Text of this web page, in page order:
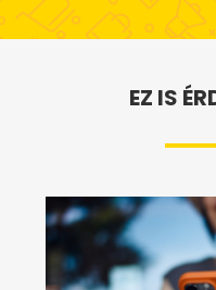
EZ IS